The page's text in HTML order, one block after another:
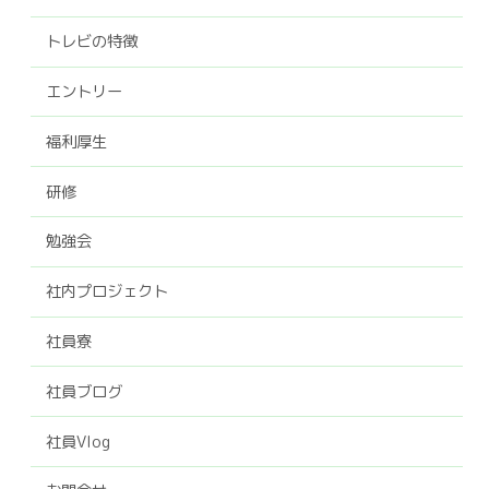
トレビの特徴
エントリー
福利厚生
研修
勉強会
社内プロジェクト
社員寮
社員ブログ
社員Vlog